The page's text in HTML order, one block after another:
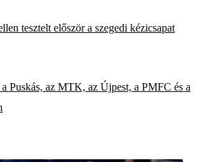
tesztelt először a szegedi kézicsapat
az MTK, az Újpest, a PMFC és a